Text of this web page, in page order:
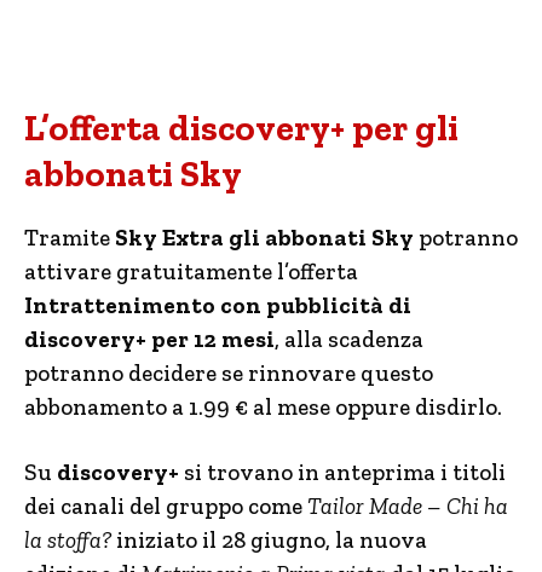
L’offerta discovery+ per gli
abbonati Sky
Tramite Sky Extra gli abbonati Sky potranno
attivare gratuitamente l’offerta
Intrattenimento con pubblicità di
discovery+ per 12 mesi, alla scadenza
potranno decidere se rinnovare questo
abbonamento a 1.99 € al mese oppure disdirlo.
Su discovery+ si trovano in anteprima i titoli
dei canali del gruppo comeTailor Made – Chi ha
la stoffa?iniziato il 28 giugno, la nuova